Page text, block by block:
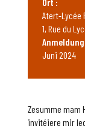
Zesumme mam
invitéiere mir
Ort :
Atert-Lycée
1, Rue du
Juni 2024